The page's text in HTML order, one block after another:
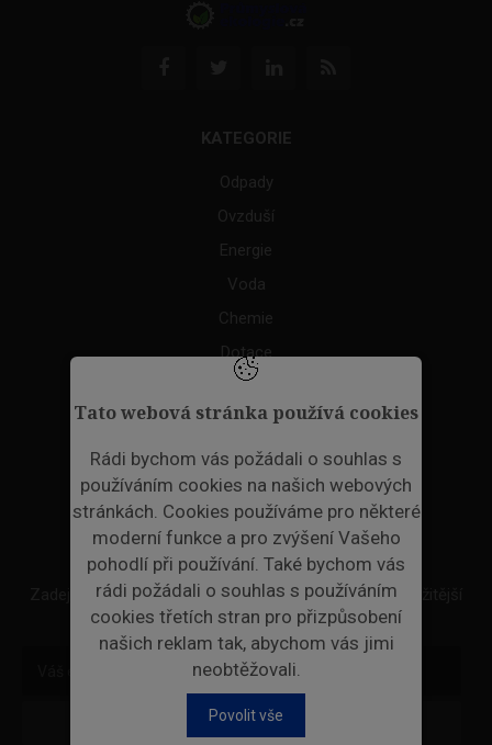
Tato webová stránka používá cookies
Rádi bychom vás požádali o souhlas s
používáním cookies na našich webových
stránkách. Cookies používáme pro některé
moderní funkce a pro zvýšení Vašeho
pohodlí při používání. Také bychom vás
rádi požádali o souhlas s používáním
cookies třetích stran pro přizpůsobení
našich reklam tak, abychom vás jimi
neobtěžovali.
Povolit vše
KATEGORIE
Odpady
Ovzduší
Energie
Voda
Chemie
Dotace
Akce
ODPADNÍ PLASTY
NEWSLETTER
Zadejte váš email a my Vám budeme zasílat ty nejdůležitější
informace, maximálně 1x týdně.
Odebírat